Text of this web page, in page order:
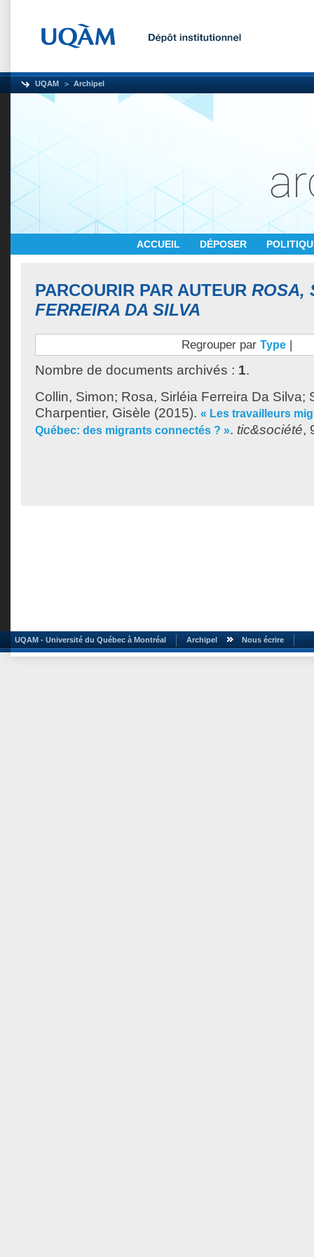
UQAM Archipel
ACCUEIL DÉPOSER
PARCOURIR PAR AUTEUR ROSA,
FERREIRA DA SILVA
Regrouper par Type |
Nombre de documents archivés : 1.
Collin, Simon; Rosa, Sirléia Ferreira Da Silva;
Charpentier, Gisèle (2015). « Les travailleurs
Québec: des migrants connectés ? ». tic&société,
UQAM - Université du Québec à Montréal Archipel Nous écrire